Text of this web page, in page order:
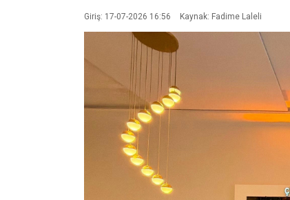
Giriş: 17-07-2026 16:56 Kaynak: Fadime Laleli